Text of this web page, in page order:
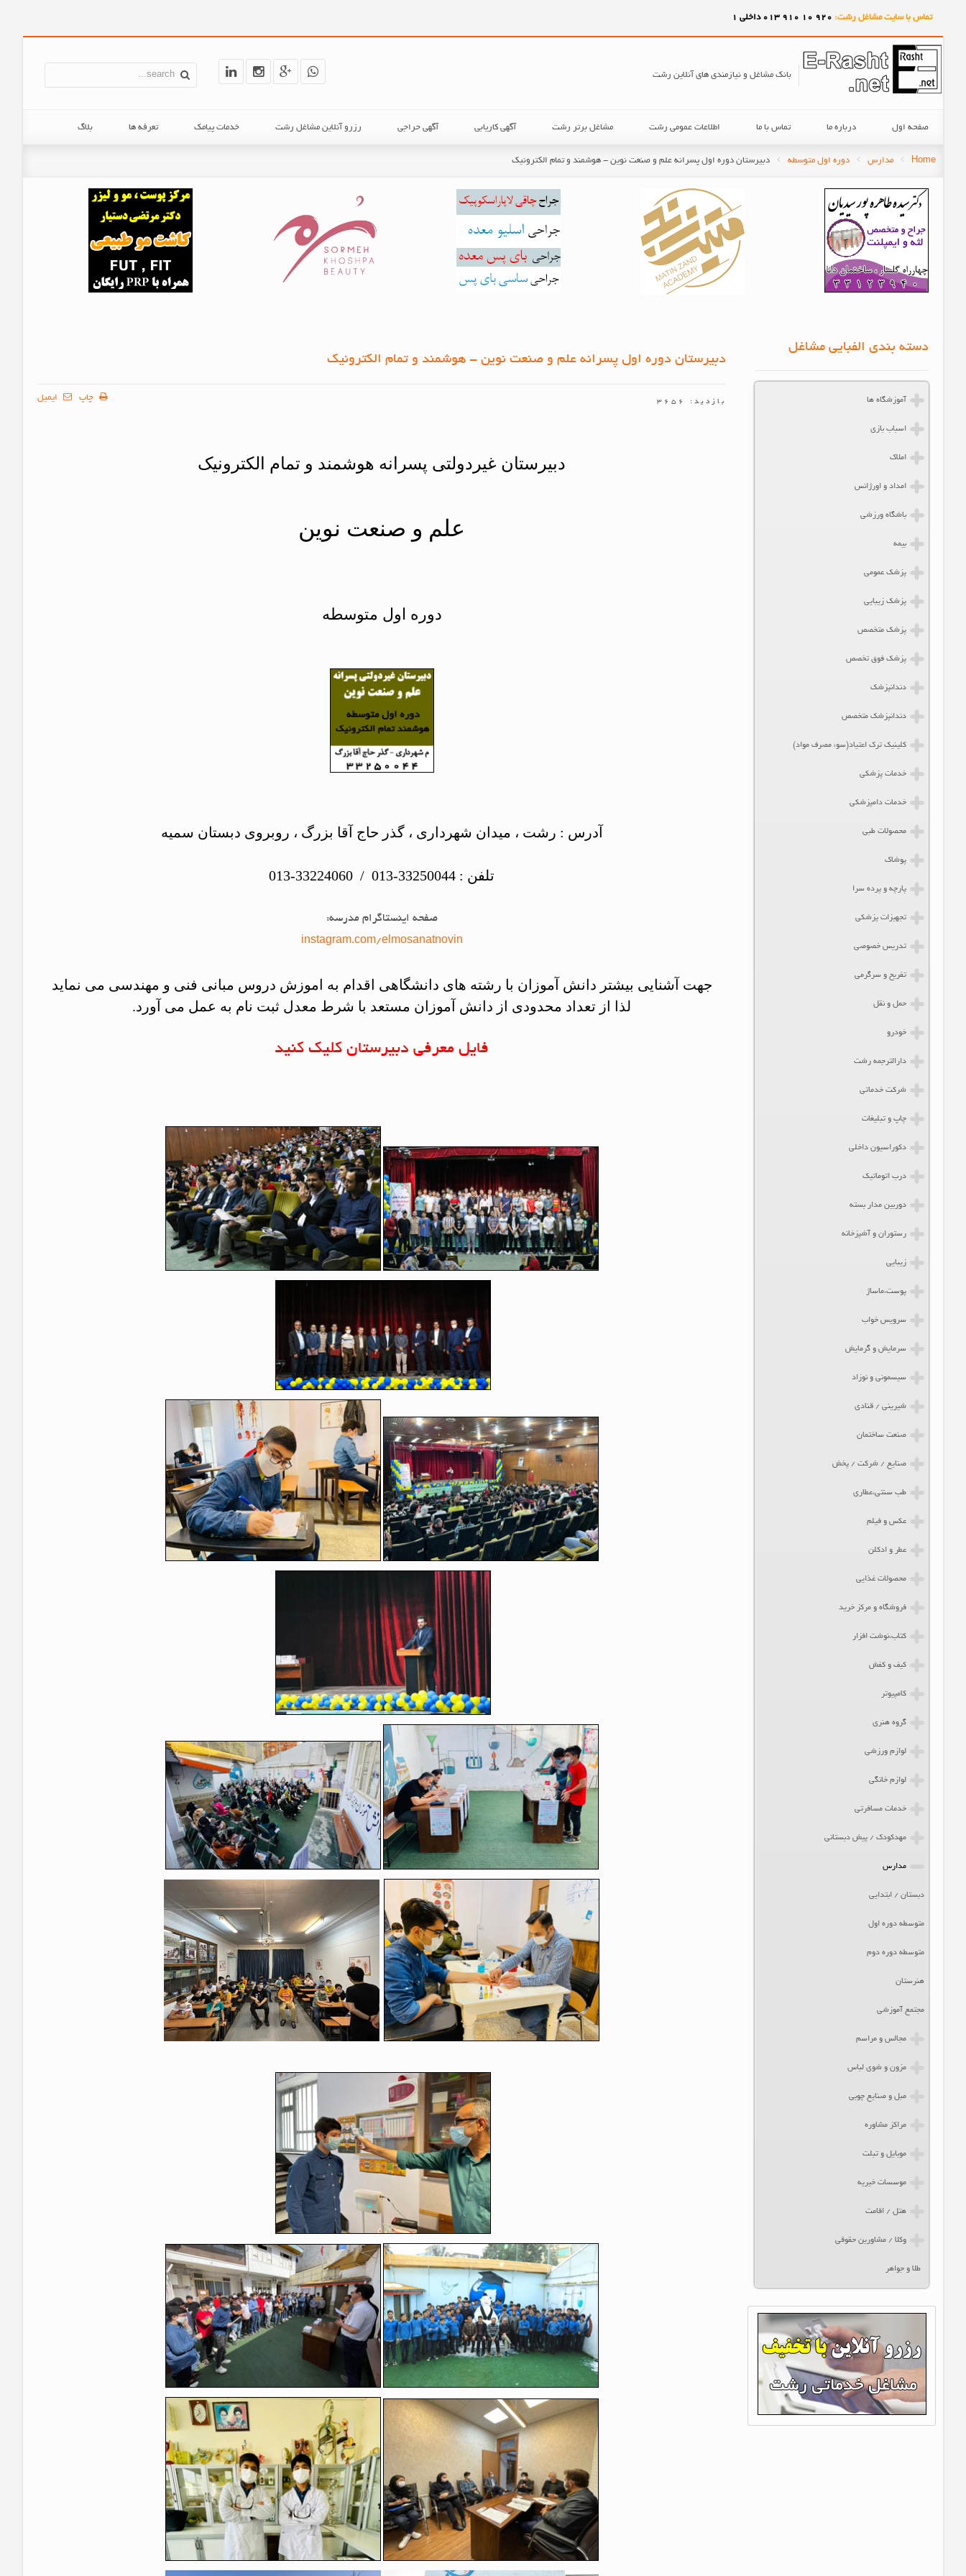
تماس با سایت مشاغل رشت: 920
10
910 013 داخلی 1
بانک مشاغل و نیازمندی های آنلاین رشت
صفحه اول درباره ما تماس با ما اطلاعات عمومی رشت مشاغل برتر رشت آگهی کاریابی آگهی حراجی رزرو آنلاین مشاغل رشت خدمات پیامک تعرفه ها بلاگ
Home مدارس دوره اول متوسطه دبیرستان دوره اول پسرانه علم و صنعت نوین - هوشمند و تمام الکترونیک
دبیرستان دوره اول پسرانه علم و صنعت نوین - هوشمند و تمام الکترونیک
ایمیل چاپ بازدید: 3656
دبیرستان غیردولتی پسرانه هوشمند و تمام الکترونیک
علم و صنعت نوین
دوره اول متوسطه
آدرس : رشت ، میدان شهرداری ، گذر حاج آقا بزرگ ، روبروی دبستان سمیه
تلفن : 33250044-013 / 33224060-013
صفحه اینستاگرام مدرسه:
instagram.com/elmosanatnovin
جهت آشنایی بیشتر دانش آموزان با رشته های دانشگاهی اقدام به اموزش دروس مبانی فنی و مهندسی می نماید
لذا از تعداد محدودی از دانش آموزان مستعد با شرط معدل ثبت نام به عمل می آورد.
فایل معرفی دبیرستان کلیک کنید
دسته بندی الفبایی مشاغل
آموزشگاه ها
اسباب بازی
املاک
امداد و اورژانس
باشگاه ورزشی
بیمه
پزشک عمومی
پزشک زیبایی
پزشک متخصص
پزشک فوق تخصص
دندانپزشک
دندانپزشک متخصص
کلینیک ترک اعتیاد(سوء مصرف مواد)
خدمات پزشکی
خدمات دامپزشکی
محصولات طبی
پوشاک
پارچه و پرده سرا
تجهیزات پزشکی
تدریس خصوصی
تفریح و سرگرمی
حمل و نقل
خودرو
دارالترجمه رشت
شرکت خدماتی
چاپ و تبلیغات
دکوراسیون داخلی
درب اتوماتیک
دوربین مدار بسته
رستوران و آشپزخانه
زیبایی
پوست،ماساژ
سرویس خواب
سرمایش و گرمایش
سیسمونی و نوزاد
شیرینی / قنادی
صنعت ساختمان
صنایع / شرکت / پخش
طب سنتی،عطاری
عکس و فیلم
عطر و ادکلن
محصولات غذایی
فروشگاه و مرکز خرید
کتاب،نوشت افزار
کیف و کفش
کامپیوتر
گروه هنری
لوازم ورزشی
لوازم خانگی
خدمات مسافرتی
مهدکودک / پیش دبستانی
مدارس
دبستان / ابتدایی
متوسطه دوره اول
متوسطه دوره دوم
هنرستان
مجتمع آموزشی
مجالس و مراسم
مزون و شوی لباس
مبل و صنایع چوبی
مراکز مشاوره
موبایل و تبلت
موسسات خیریه
هتل / اقامت
وکلا / مشاورین حقوقی
طلا و جواهر